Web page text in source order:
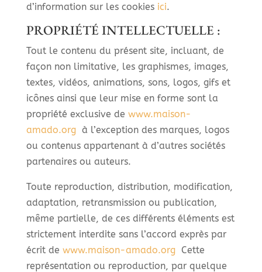
d’information sur les cookies ici.
PROPRIÉTÉ INTELLECTUELLE :
Tout le contenu du présent site, incluant, de
façon non limitative, les graphismes, images,
textes, vidéos, animations, sons, logos, gifs et
icônes ainsi que leur mise en forme sont la
propriété exclusive de www.maison-
amado.orgà l’exception des marques, logos
ou contenus appartenant à d’autres sociétés
partenaires ou auteurs.
Toute reproduction, distribution, modification,
adaptation, retransmission ou publication,
même partielle, de ces différents éléments est
strictement interdite sans l’accord exprès par
écrit de www.maison-amado.orgCette
représentation ou reproduction, par quelque